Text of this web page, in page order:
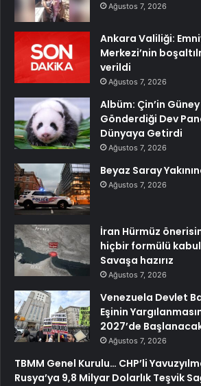
Ağustos 7, 2026
Ankara Valiliği:
Merkezi’nin
verildi
Ağustos 7, 2026
Albüm: Çin’in Güney
Gönderdiği Dev
Dünyaya Getirdi
Ağustos 7, 2026
Beyaz Saray
Ağustos 7, 2026
İran Hürmüz
hiçbir formülü
Savaşa hazırız
Ağustos 7, 2026
Venezuela Devlet
Eşinin
2027’de
Ağustos 7, 2026
TBMM Genel Kurulu… CHP’li
Rusya’ya 9,8 Milyar Dolarlık Teşvik